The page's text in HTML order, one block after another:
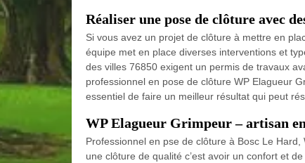
Réaliser une pose de clôture avec
Si vous avez un projet de clôture à mettre en
équipe met en place diverses interventions et
des villes 76850 exigent un permis de travaux
professionnel en pose de clôture WP Elagueur
essentiel de faire un meilleur résultat qui peut
WP Elagueur Grimpeur – artisan
Professionnel en pse de clôture à Bosc Le
une clôture de qualité c’est avoir un confort et